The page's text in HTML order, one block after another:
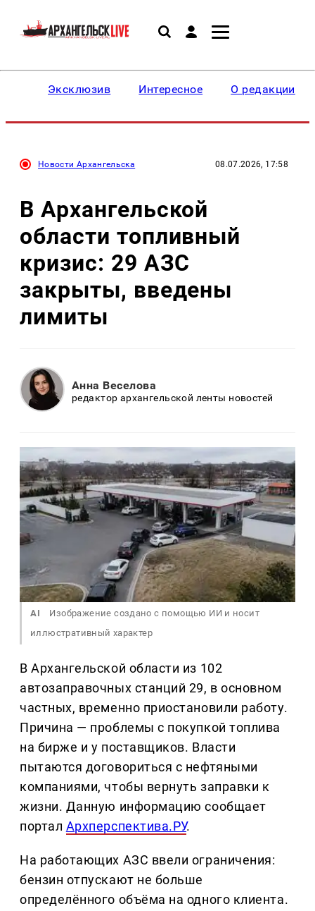
Эксклюзив Интересное О редакции
Новости Архангельска 08.07.2026, 17:58
В Архангельской
области топливный
кризис: 29 АЗС
закрыты, введены
лимиты
Анна Веселова
редактор архангельской ленты новостей
AI
Изображение создано с помощью ИИ и носит
иллюстративный характер
В Архангельской области из 102
автозаправочных станций 29, в основном
частных, временно приостановили работу.
Причина — проблемы с покупкой топлива
на бирже и у поставщиков. Власти
пытаются договориться с нефтяными
компаниями, чтобы вернуть заправки к
жизни. Данную информацию сообщает
портал Архперспектива.РУ.
На работающих АЗС ввели ограничения:
бензин отпускают не больше
определённого объёма на одного клиента.